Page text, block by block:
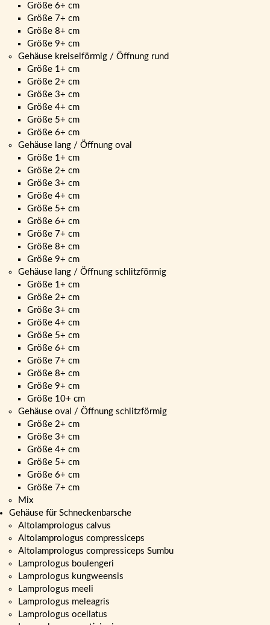
Größe 6+ cm
Größe 7+ cm
Größe 8+ cm
Größe 9+ cm
Gehäuse kreiselförmig / Öffnung rund
Größe 1+ cm
Größe 2+ cm
Größe 3+ cm
Größe 4+ cm
Größe 5+ cm
Größe 6+ cm
Gehäuse lang / Öffnung oval
Größe 1+ cm
Größe 2+ cm
Größe 3+ cm
Größe 4+ cm
Größe 5+ cm
Größe 6+ cm
Größe 7+ cm
Größe 8+ cm
Größe 9+ cm
Gehäuse lang / Öffnung schlitzförmig
Größe 1+ cm
Größe 2+ cm
Größe 3+ cm
Größe 4+ cm
Größe 5+ cm
Größe 6+ cm
Größe 7+ cm
Größe 8+ cm
Größe 9+ cm
Größe 10+ cm
Gehäuse oval / Öffnung schlitzförmig
Größe 2+ cm
Größe 3+ cm
Größe 4+ cm
Größe 5+ cm
Größe 6+ cm
Größe 7+ cm
Mix
Gehäuse für Schneckenbarsche
Altolamprologus calvus
Altolamprologus compressiceps
Altolamprologus compressiceps Sumbu
Lamprologus boulengeri
Lamprologus kungweensis
Lamprologus meeli
Lamprologus meleagris
Lamprologus ocellatus